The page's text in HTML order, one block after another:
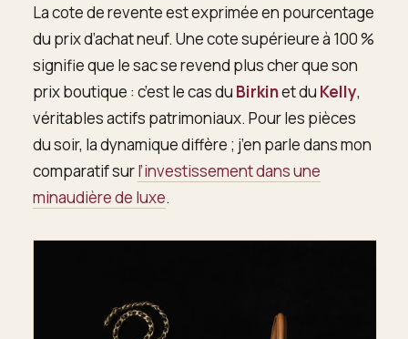
La cote de revente est exprimée en pourcentage
du prix d’achat neuf. Une cote supérieure à 100 %
signifie que le sac se revend plus cher que son
prix boutique : c’est le cas du Birkinet du Kelly,
véritables actifs patrimoniaux. Pour les pièces
du soir, la dynamique diffère ; j’en parle dans mon
comparatif surl’investissement dans une
minaudière de luxe.